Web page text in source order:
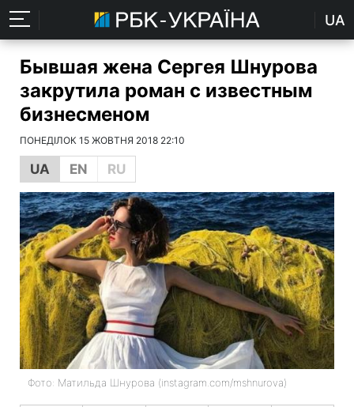
UA
Бывшая жена Сергея Шнурова
закрутила роман с известным
бизнесменом
ПОНЕДІЛОК 15 ЖОВТНЯ 2018 22:10
UA EN RU
Фото: Матильда Шнурова (instagram.com/mshnurova)